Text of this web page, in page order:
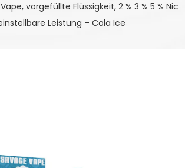
vorgefüllte Flüssigkeit, 2 % 3 % 5 % Nic
Leistung – Cola Ice